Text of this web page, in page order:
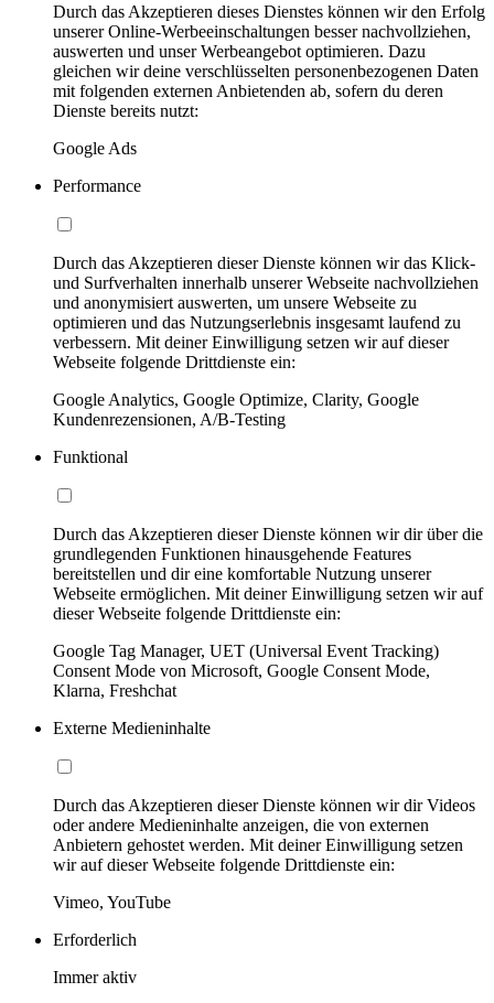
Durch das Akzeptieren dieses Dienstes können wir den Erfolg
unserer Online-Werbeeinschaltungen besser nachvollziehen,
auswerten und unser Werbeangebot optimieren. Dazu
gleichen wir deine verschlüsselten personenbezogenen Daten
mit folgenden externen Anbietenden ab, sofern du deren
Dienste bereits nutzt:
Google Ads
Performance
Durch das Akzeptieren dieser Dienste können wir das Klick-
und Surfverhalten innerhalb unserer Webseite nachvollziehen
und anonymisiert auswerten, um unsere Webseite zu
optimieren und das Nutzungserlebnis insgesamt laufend zu
verbessern. Mit deiner Einwilligung setzen wir auf dieser
Webseite folgende Drittdienste ein:
Google Analytics, Google Optimize, Clarity, Google
Kundenrezensionen, A/B-Testing
Funktional
Durch das Akzeptieren dieser Dienste können wir dir über die
grundlegenden Funktionen hinausgehende Features
bereitstellen und dir eine komfortable Nutzung unserer
Webseite ermöglichen. Mit deiner Einwilligung setzen wir auf
dieser Webseite folgende Drittdienste ein:
Google Tag Manager, UET (Universal Event Tracking)
Consent Mode von Microsoft, Google Consent Mode,
Klarna, Freshchat
Externe Medieninhalte
Durch das Akzeptieren dieser Dienste können wir dir Videos
oder andere Medieninhalte anzeigen, die von externen
Anbietern gehostet werden. Mit deiner Einwilligung setzen
wir auf dieser Webseite folgende Drittdienste ein:
Vimeo, YouTube
Erforderlich
Immer aktiv